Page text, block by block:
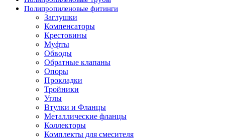
Полипропиленовые фитинги
Заглушки
Компенсаторы
Крестовины
Муфты
Обводы
Обратные клапаны
Опоры
Прокладки
Тройники
Углы
Втулки и Фланцы
Металлические фланцы
Коллекторы
Комплекты для смесителя